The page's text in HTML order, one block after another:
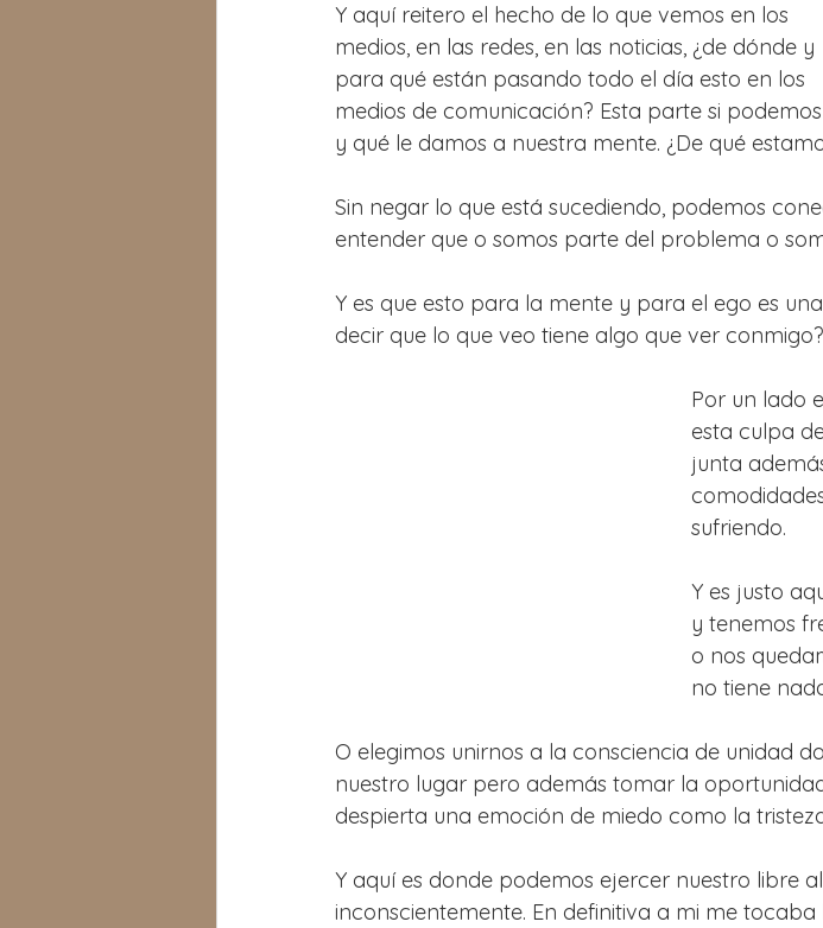
Y aquí reitero el hecho de lo que vemos en los
medios, en las redes, en las noticias, ¿de dónde y
para qué están pasando todo el día esto en los
medios de comunicación? Esta parte si
y qué le damos a nuestra mente. ¿De qué
Sin negar lo que está sucediendo, podemos
entender que o somos parte del problema o
Y es que esto para la mente y para el ego es
decir que lo que veo tiene algo que ver conmigo?
Por un lado
esta culpa
junta
sufriendo.
Y es justo
y tenemos
o nos
no tiene
O elegimos unirnos a la consciencia de unidad
nuestro lugar pero además tomar la
despierta una emoción de miedo como la
Y aquí es donde podemos ejercer nuestro libre
inconscientemente. En definitiva a mi me